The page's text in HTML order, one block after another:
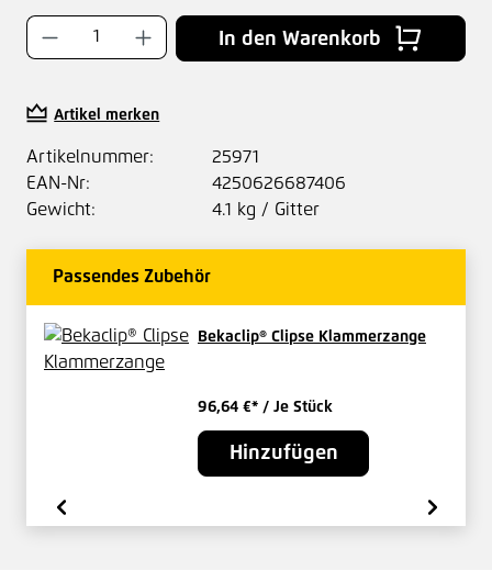
Produkt Anzahl: Gib den gewünschten
In den Warenkorb
Artikel merken
Artikelnummer:
25971
EAN-Nr:
4250626687406
Gewicht:
4.1 kg / Gitter
Passendes Zubehör
Bekaclip® Clipse Klammerzange
96,64 €* / Je Stück
Hinzufügen